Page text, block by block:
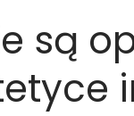
są